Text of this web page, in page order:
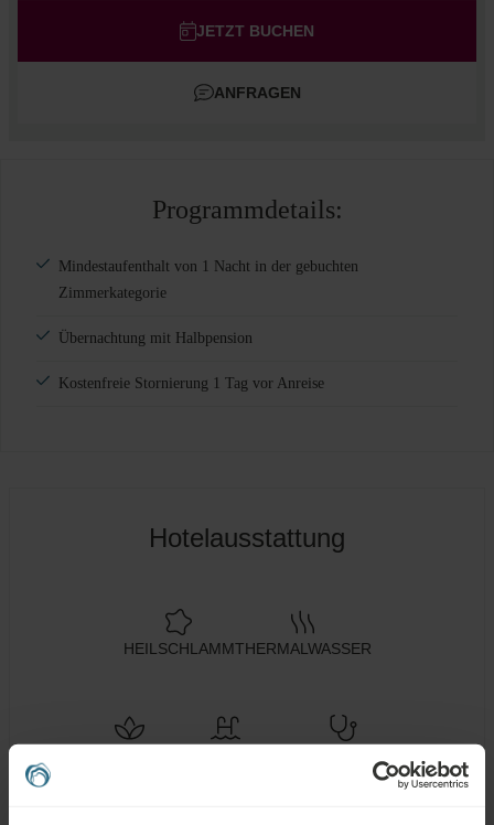
Kinder
JETZT BUCHEN
ANFRAGEN
Programmdetails:
Mindestaufenthalt von 1 Nacht in der gebuchten
Zimmerkategorie
Übernachtung mit Halbpension
Kostenfreie Stornierung 1 Tag vor Anreise
Hotelausstattung
HEILSCHLAMMTHERMALWASSER